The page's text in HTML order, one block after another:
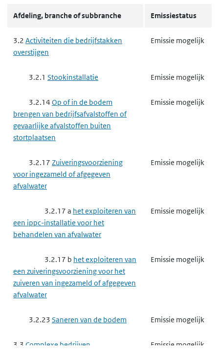
Verbranding
3.3.4Maken van cokes Emissie mogelijk
maken van steenkool of andere
3.3.6Basismetaal
3.3.6 a
of sinteren van ertsen
3.3.6 b
van ijzer of staal
3.3.6 dhet exploiteren van
verwerken van ferrometalen door
warmwalsen, smeden met hamers of
het aanbrengen van deklagen van
gesmolten metaal
3.3.6 ehet exploiteren van
of gieten van ferrometalen
Emissie mogelijk
Afdeling, branche of subbranche Emissiestatus
3.2 Activiteiten die bedrijfstakken
overstijgen
Emissie mogelijk
3.2.1 Stookinstallatie Emissie mogelijk
3.2.14 Op of in de bodem
brengen van bedrijfsafvalstoffen of
gevaarlijke afvalstoffen buiten
stortplaatsen
Emissie mogelijk
3.2.17 Zuiveringsvoorziening
voor ingezameld of afgegeven
afvalwater
Emissie mogelijk
3.2.17 a het exploiteren van
een ippc-installatie voor het
behandelen van afvalwater
Emissie mogelijk
3.2.17 b het exploiteren van
een zuiveringsvoorziening voor het
zuiveren van ingezameld of afgegeven
afvalwater
Emissie mogelijk
3.2.23 Saneren van de bodem Emissie mogelijk
3.3 Complexe bedrijven Emissie mogelijk